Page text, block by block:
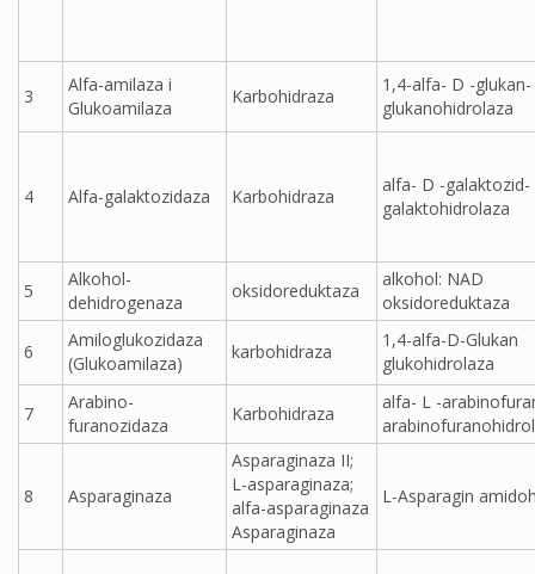
3
Alfa-amilaza i
Glukoamilaza
Karbohidraza
1,4-alfa- D -glukan-
glukanohidrolaza
4 Alfa-galaktozidaza Karbohidraza
alfa- D -galaktozid-
galaktohidrolaza
5
Alkohol-
dehidrogenaza
oksidoreduktaza
alkohol: NAD
oksidoreduktaza
6
Amiloglukozidaza
(Glukoamilaza)
karbohidraza
1,4-alfa-D-Glukan
glukohidrolaza
7
Arabino-
furanozidaza
Karbohidraza
alfa- L -
8 Asparaginaza
Asparaginaza II;
L-asparaginaza;
alfa-asparaginaza
Asparaginaza
L-Asparagin